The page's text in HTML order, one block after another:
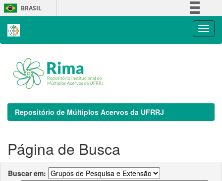
Skip
navigation
BRASIL
Repositório de Múltiplos Acervos da UFRRJ
Página de Busca
Buscar em: